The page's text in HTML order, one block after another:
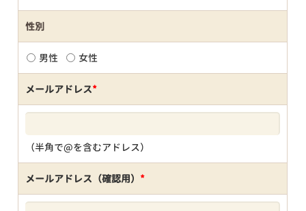
性別
男性 女性
メールアドレス*
（半角で@を含むアドレス）
メールアドレス（確認用） *